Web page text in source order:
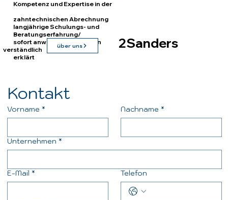
Kontakt
Vorname * Nachname *
Unternehmen *
E-Mail * Telefon
Kompetenz und Expertise in der
zahntechnischen Abrechnung
langjährige Schulungs- und
Beratungserfahrung/
sofort anwendbares Wissen
verständlich
erklärt
über uns 2Sanders